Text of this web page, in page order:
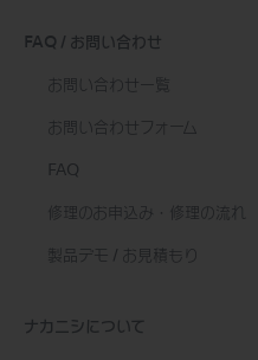
FAQ / お問い合わせ
お問い合わせ一覧
お問い合わせフォーム
FAQ
修理のお申込み・修理の流れ
製品デモ / お見積もり
ナカニシについて